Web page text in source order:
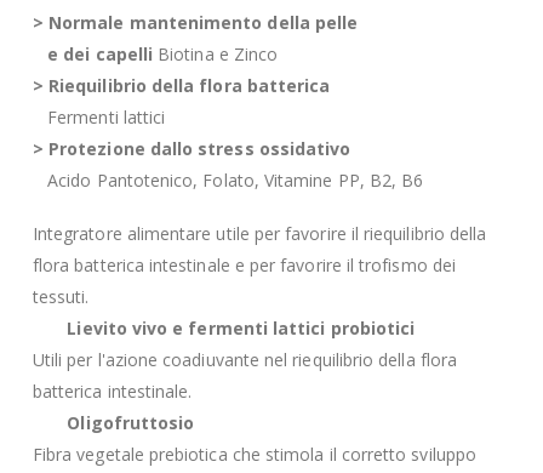
> Normale mantenimento della pelle
e dei capelli Biotina e Zinco
> Riequilibrio della flora batterica
Fermenti lattici
> Protezione dallo stress ossidativo
Acido Pantotenico, Folato, Vitamine PP, B2, B6
Integratore alimentare utile per favorire il riequilibrio della
flora batterica intestinale e per favorire il trofismo dei
tessuti.
Lievito vivo e fermenti lattici probiotici
Utili per l'azione coadiuvante nel riequilibrio della flora
batterica intestinale.
Oligofruttosio
Fibra vegetale prebiotica che stimola il corretto sviluppo